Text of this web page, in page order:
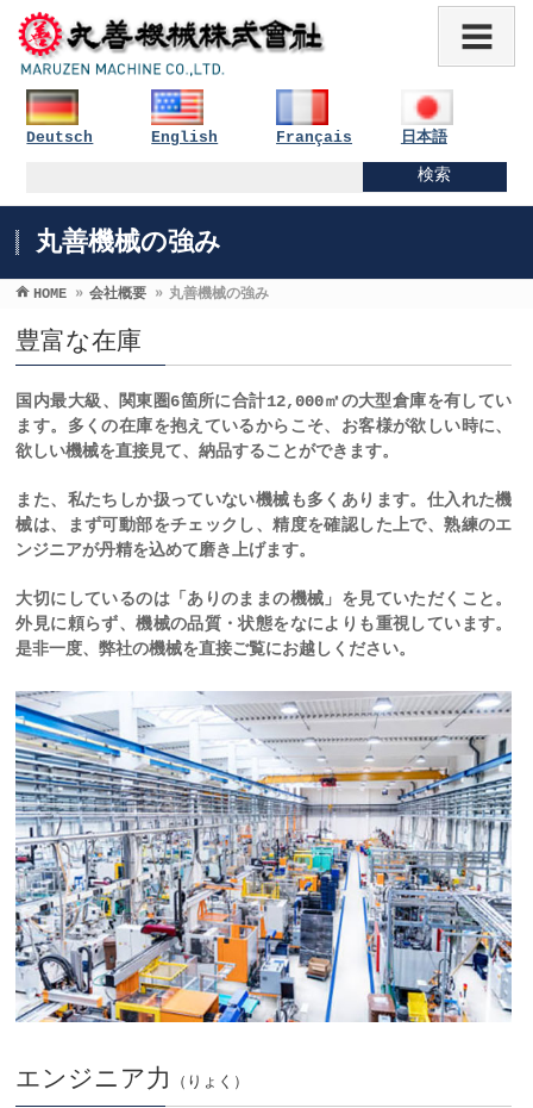
Deutsch English Français 日本語
丸善機械の強み
HOME » 会社概要 » 丸善機械の強み
豊富な在庫
国内最大級、関東圏6箇所に合計12,000㎡の大型倉庫を有してい
ます。多くの在庫を抱えているからこそ、お客様が欲しい時に、
欲しい機械を直接見て、納品することができます。
また、私たちしか扱っていない機械も多くあります。仕入れた機
械は、まず可動部をチェックし、精度を確認した上で、熟練のエ
ンジニアが丹精を込めて磨き上げます。
大切にしているのは「ありのままの機械」を見ていただくこと。
外見に頼らず、機械の品質・状態をなによりも重視しています。
是非一度、弊社の機械を直接ご覧にお越しください。
エンジニア力 （りょく）